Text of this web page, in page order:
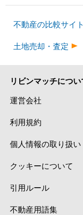
不動産の比較サイ
土地売却・査定
リビンマッチについ
運営会社
利用規約
個人情報の取り扱い
クッキーについて
引用ルール
不動産用語集